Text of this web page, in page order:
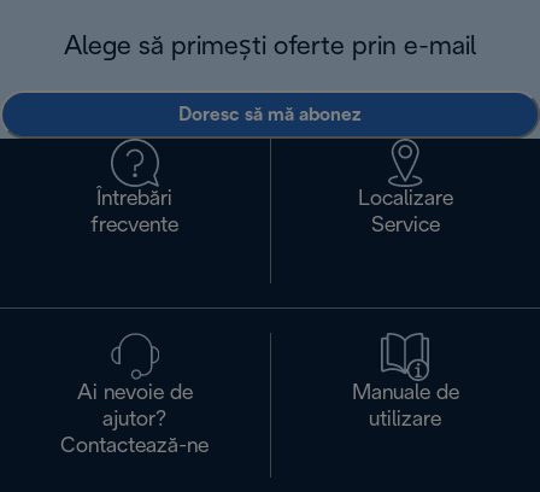
Alege să primești oferte prin e-mail
Doresc să mă abonez
Întrebări
frecvente
Localizare
Service
Ai nevoie de
ajutor?
Contactează-ne
Manuale de
utilizare